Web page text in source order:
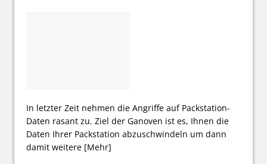
In letzter Zeit nehmen die Angriffe auf Packstation-
Daten rasant zu. Ziel der Ganoven ist es, Ihnen die
Daten Ihrer Packstation abzuschwindeln um dann
damit weitere [Mehr]